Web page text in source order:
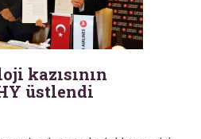
kazısının
üstlendi